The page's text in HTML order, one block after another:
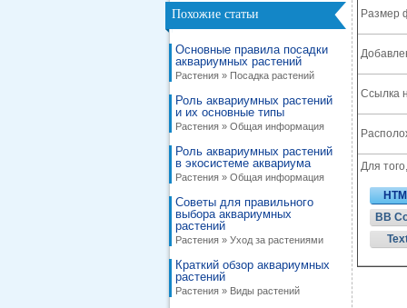
Похожие статьи
Основные правила посадки
аквариумных растений
Растения » Посадка растений
Роль аквариумных растений
и их основные типы
Растения » Общая информация
Роль аквариумных растений
в экосистеме аквариума
Растения » Общая информация
Советы для правильного
выбора аквариумных
растений
Растения » Уход за растениями
Краткий обзор аквариумных
растений
Растения » Виды растений
Размер
Ссылка
Для
BB